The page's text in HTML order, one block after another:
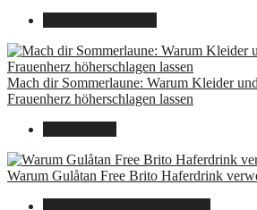
Mach dir Sommerlaune: Warum Kleider
Frauenherz höherschlagen lassen
Warum Gulåtan Free Brito Haferdrink